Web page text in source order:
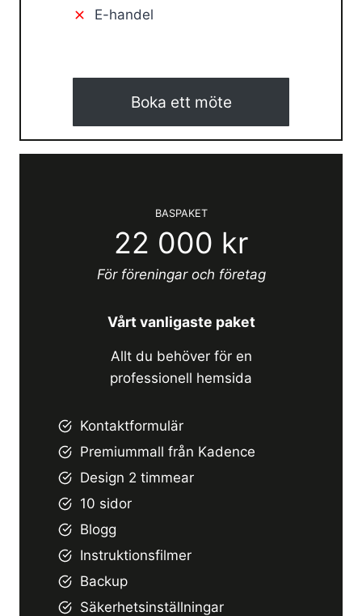
E-handel
Boka ett möte
BASPAKET
22 000 kr
För föreningar och företag
Vårt vanligaste paket
Allt du behöver för en
professionell hemsida
Kontaktformulär
Premiummall från Kadence
Design 2 timmear
10 sidor
Blogg
Instruktionsfilmer
Backup
Säkerhetsinställningar